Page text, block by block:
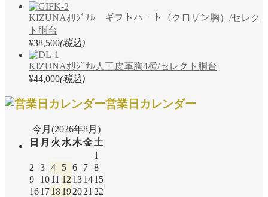
KIZUNAｵﾘｼﾞﾅﾙ ギフトハート（クロザン胸）/セレク
ト胴台
¥38,500(税込)
KIZUNAｵﾘｼﾞﾅﾙ人工皮革胸4種/セレクト胴台
¥44,000(税込)
営業日カレンダー
今月(2026年8月)
日 月 火 水木金土
1
2
3 4 5 6 7 8
9
1011 12 131415
161718192021 22